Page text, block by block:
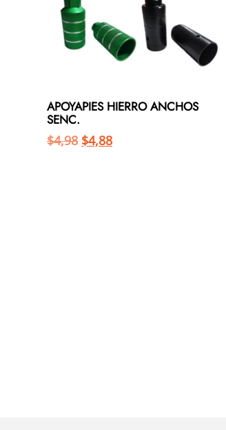
APOYAPIES HIERRO ANCHOS
SENC.
$4,98 $4,88